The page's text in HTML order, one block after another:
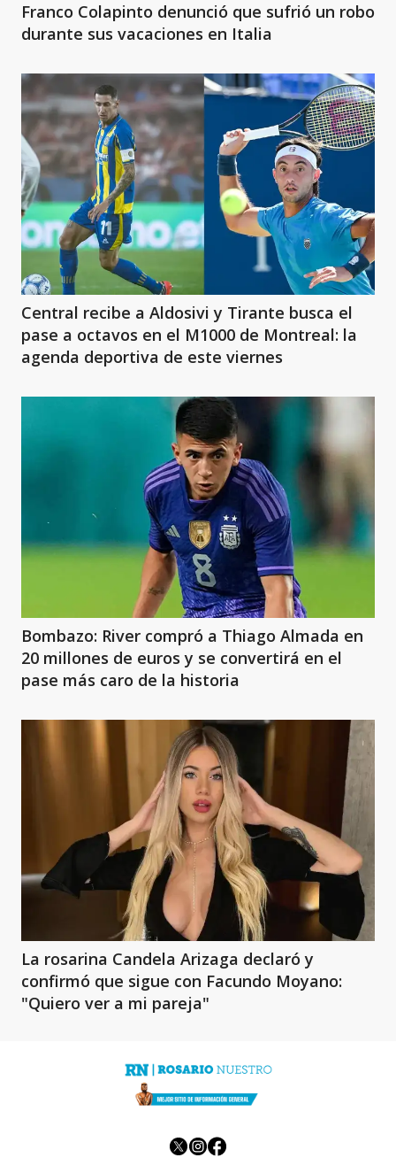
Franco Colapinto denunció que sufrió un robo
durante sus vacaciones en Italia
Central recibe a Aldosivi y Tirante busca el
pase a octavos en el M1000 de Montreal: la
agenda deportiva de este viernes
Bombazo: River compró a Thiago Almada en
20 millones de euros y se convertirá en el
pase más caro de la historia
La rosarina Candela Arizaga declaró y
confirmó que sigue con Facundo Moyano:
"Quiero ver a mi pareja"